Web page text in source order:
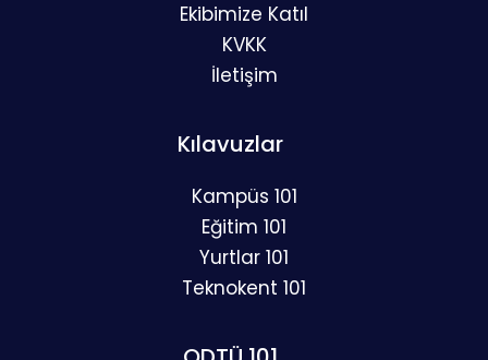
Ekibimize Katıl
KVKK
İletişim
Kılavuzlar
Kampüs 101
Eğitim 101
Yurtlar 101
Teknokent 101